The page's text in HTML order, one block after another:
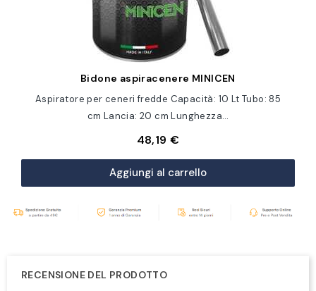
Anteprima
Bidone aspiracenere MINICEN
Aspiratore per ceneri fredde Capacità: 10 Lt Tubo: 85
cm Lancia: 20 cm Lunghezza…
48,19 €
Aggiungi al carrello
RECENSIONE DEL PRODOTTO